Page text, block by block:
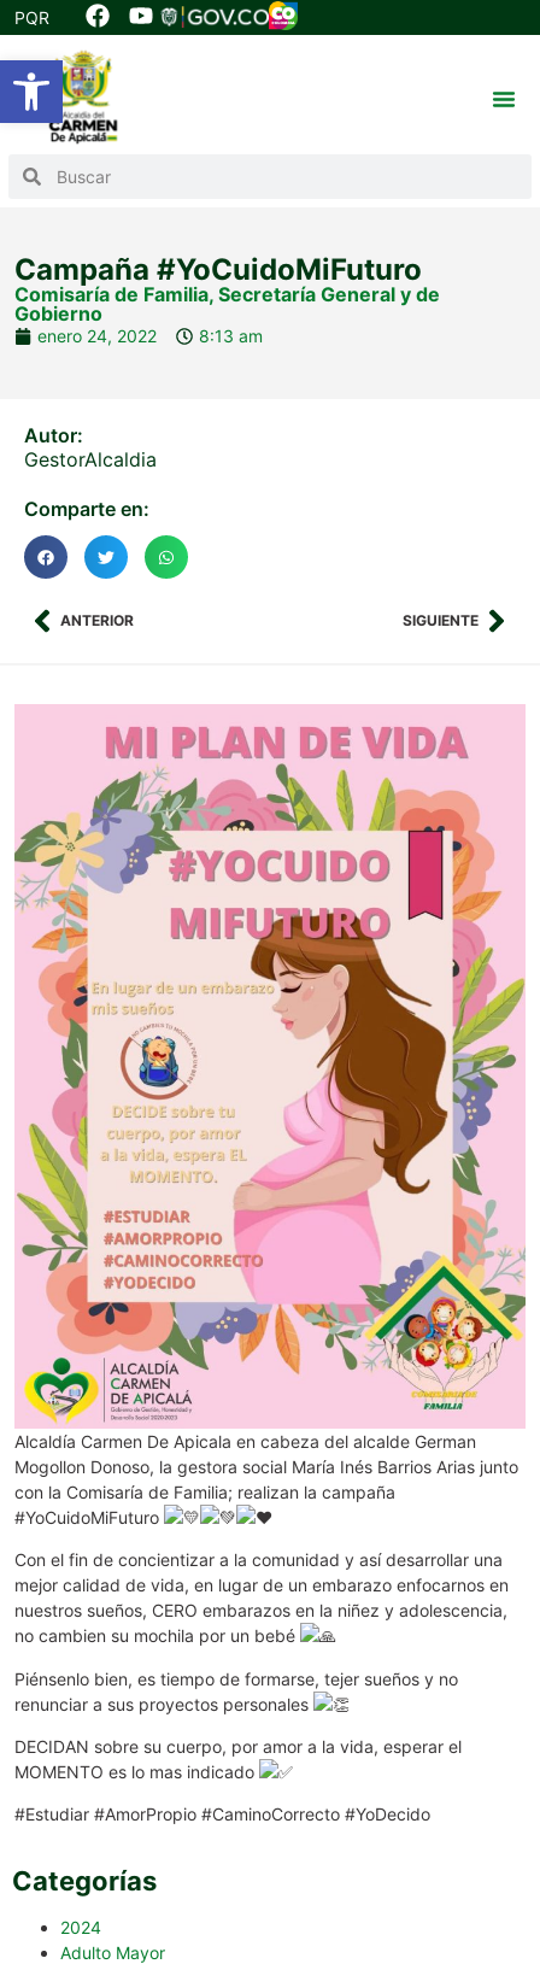
Abrir barra de herramientas
PQR
Campaña #YoCuidoMiFuturo
Comisaría de Familia, Secretaría General y de
Gobierno
enero 24, 2022 8:13 am
Autor:
GestorAlcaldia
Comparte en:
ANTERIOR SIGUIENTE
Alcaldía Carmen De Apicala en cabeza del alcalde German
Mogollon Donoso, la gestora social María Inés Barrios Arias junto
con la Comisaría de Familia; realizan la campaña
#YoCuidoMiFuturo
Con el fin de concientizar a la comunidad y así desarrollar una
mejor calidad de vida, en lugar de un embarazo enfocarnos en
nuestros sueños, CERO embarazos en la niñez y adolescencia,
no cambien su mochila por un bebé
Piénsenlo bien, es tiempo de formarse, tejer sueños y no
renunciar a sus proyectos personales
DECIDAN sobre su cuerpo, por amor a la vida, esperar el
MOMENTO es lo mas indicado
#Estudiar #AmorPropio #CaminoCorrecto #YoDecido
Categorías
2024
Adulto Mayor